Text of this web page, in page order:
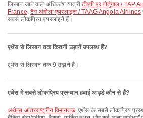
लिस्बन जाने वाले अधिकांश यात्री टीएपी एर पोर्तुगाल / TAP
France,टैग अंगोला एयरलाइंस / TAAG Angola Airlines
सबसे लोकप्रिय एयरलाइनें हैं।
एथेंस से लिस्बन तक कितनी उड़ानें उपलब्ध हैं?
एथेंस से लिस्बन तक 9 उड़ानें हैं।
एथेंस में सबसे लोकप्रिय प्रस्थान हवाई अड्डे कौन से हैं?
अथेन्स आंतरराष्ट्रीय विमानतळ, एथेंस के सबसे लोकप्रिय